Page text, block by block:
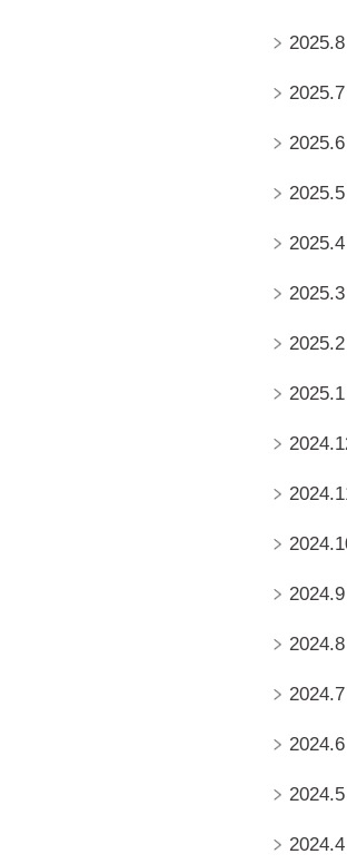
2025.8
2025.7
2025.6
2025.5
2025.4
2025.3
2025.2
2025.1
2024.9
2024.8
2024.7
2024.6
2024.5
2024.4